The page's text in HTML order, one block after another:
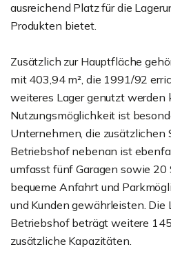
ausreichend Platz für die
Produkten bietet.
Zusätzlich zur Hauptfläche
mit 403,94 m², die 1991/92
weiteres Lager genutzt werden
Nutzungsmöglichkeit ist
Unternehmen, die zusätzlichen
Betriebshof nebenan ist
umfasst fünf Garagen sowie 20
bequeme Anfahrt und
und Kunden gewährleisten. Die
Betriebshof beträgt weitere
zusätzliche Kapazitäten.